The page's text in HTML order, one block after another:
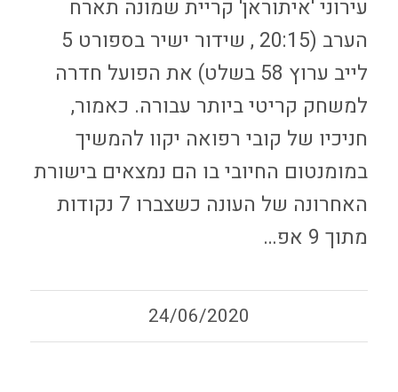
עירוני 'איתוראן' קריית שמונה תארח
הערב (20:15 , שידור ישיר בספורט 5
לייב ערוץ 58 בשלט) את הפועל חדרה
למשחק קריטי ביותר עבורה. כאמור,
חניכיו של קובי רפואה יקוו להמשיך
במומנטום החיובי בו הם נמצאים בישורת
האחרונה של העונה כשצברו 7 נקודות
מתוך 9 אפ…
24/06/2020